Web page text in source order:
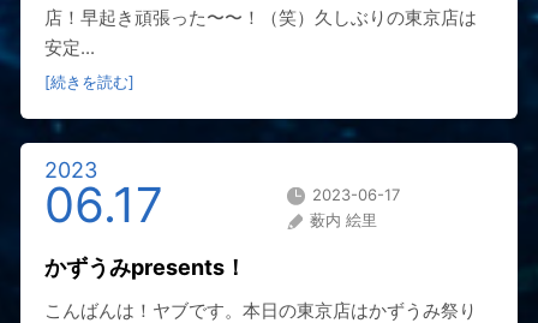
店！早起き頑張った〜〜！（笑）久しぶりの東京店は
安定...
[続きを読む]
2023
06.17
2023-06-17
薮内 絵里
かずうみpresents！
こんばんは！ヤブです。本日の東京店はかずうみ祭り